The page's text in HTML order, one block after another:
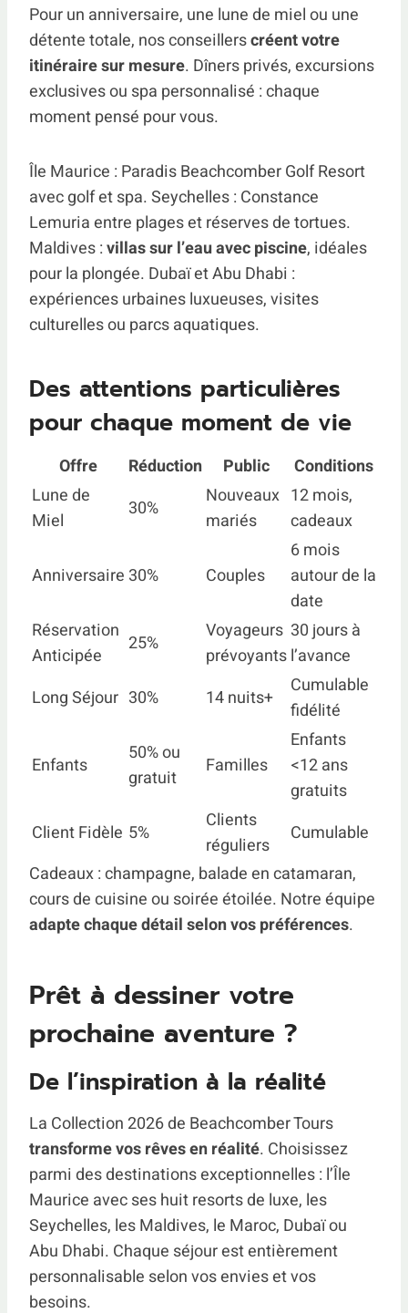
Pour un anniversaire, une lune de miel ou une
détente totale, nos conseillerscréent votre
itinéraire sur mesure. Dîners privés, excursions
exclusives ou spa personnalisé : chaque
moment pensé pour vous.
Île Maurice : Paradis Beachcomber Golf Resort
avec golf et spa. Seychelles : Constance
Lemuria entre plages et réserves de tortues.
Maldives :villas sur l’eau avec piscine, idéales
pour la plongée. Dubaï et Abu Dhabi :
expériences urbaines luxueuses, visites
culturelles ou parcs aquatiques.
Des attentions particulières
pour chaque moment de vie
Offre Réduction Public
Conditions
Lune de
Miel
30%
Nouveaux
mariés
12 mois,
cadeaux
Anniversaire 30% Couples
6 mois
autour de la
date
Réservation
Anticipée
25%
Voyageurs
prévoyants
30 jours à
l’avance
Long Séjour 30% 14 nuits+
Cumulable
fidélité
Enfants
50% ou
gratuit
Familles
Enfants
<12 ans
gratuits
Client Fidèle 5%
Clients
réguliers
Cumulable
Cadeaux : champagne, balade en catamaran,
cours de cuisine ou soirée étoilée. Notre équipe
adapte chaque détail selon vos préférences.
Prêt à dessiner votre
prochaine aventure ?
De l’inspiration à la réalité
La Collection 2026 de Beachcomber Tours
transforme vos rêves en réalité. Choisissez
parmi des destinations exceptionnelles : l’Île
Maurice avec ses huit resorts de luxe, les
Seychelles, les Maldives, le Maroc, Dubaï ou
Abu Dhabi. Chaque séjour est entièrement
personnalisable selon vos envies et vos
besoins.